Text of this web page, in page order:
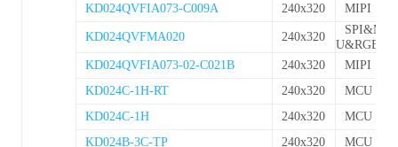
KD024QVFIA073-C009A
240x320
MIPI
KD024QVFMA020
240x320
SPI&MC
U&RGB
KD024QVFIA073-02-C021B
240x320
MIPI
KD024C-1H-RT
240x320
MCU
KD024C-1H
240x320
MCU
KD024B-3C-TP
240x320
MCU